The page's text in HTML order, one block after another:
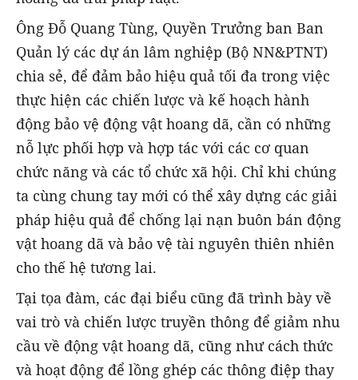
Ông Đỗ Quang Tùng, Quyền Trưởng ban Ban
Quản lý các dự án lâm nghiệp (Bộ NN&PTNT)
chia sẻ, để đảm bảo hiệu quả tối đa trong việc
thực hiện các chiến lược và kế hoạch hành
động bảo vệ động vật hoang dã, cần có những
nỗ lực phối hợp và hợp tác với các cơ quan
chức năng và các tổ chức xã hội. Chỉ khi chúng
ta cùng chung tay mới có thể xây dựng các giải
pháp hiệu quả để chống lại nạn buôn bán động
vật hoang dã và bảo vệ tài nguyên thiên nhiên
cho thế hệ tương lai.
Tại tọa đàm, các đại biểu cũng đã trình bày về
vai trò và chiến lược truyền thông để giảm nhu
cầu về động vật hoang dã, cũng như cách thức
và hoạt động để lồng ghép các thông điệp thay